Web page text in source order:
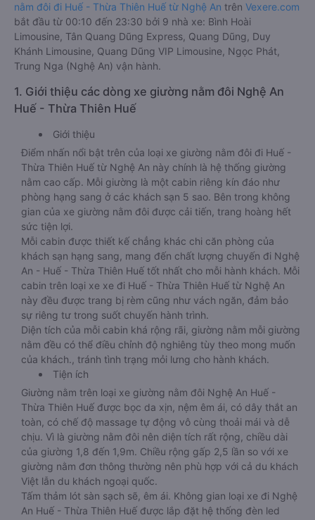
nằm đôi đi Huế - Thừa Thiên Huế từ Nghệ An trên Vexere.com
bắt đầu từ 00:10 đến 23:30 bởi 9 nhà xe: Bình Hoài
Limousine, Tân Quang Dũng Express, Quang Dũng, Duy
Khánh Limousine, Quang Dũng VIP Limousine, Ngọc Phát,
Trung Nga (Nghệ An) vận hành.
1. Giới thiệu các dòng xe giường nằm đôi Nghệ An
Huế - Thừa Thiên Huế
Giới thiệu
Điểm nhấn nổi bật trên của loại xe giường nằm đôi đi Huế -
Thừa Thiên Huế từ Nghệ An này chính là hệ thống giường
nằm cao cấp. Mỗi giường là một cabin riêng kín đáo như
phòng hạng sang ở các khách sạn 5 sao. Bên trong không
gian của xe giường nằm đôi được cải tiến, trang hoàng hết
sức tiện lợi.
Mỗi cabin được thiết kế chẳng khác chi căn phòng của
khách sạn hạng sang, mang đến chất lượng chuyến đi Nghệ
An - Huế - Thừa Thiên Huế tốt nhất cho mỗi hành khách. Mỗi
cabin trên loại xe xe đi Huế - Thừa Thiên Huế từ Nghệ An
này đều được trang bị rèm cũng như vách ngăn, đảm bảo
sự riêng tư trong suốt chuyến hành trình.
Diện tích của mỗi cabin khá rộng rãi, giường nằm mỗi giường
nằm đều có thể điều chỉnh độ nghiêng tùy theo mong muốn
của khách., tránh tình trạng mỏi lưng cho hành khách.
Tiện ích
Giường nằm trên loại xe giường nằm đôi Nghệ An Huế -
Thừa Thiên Huế được bọc da xịn, nệm êm ái, có dây thắt an
toàn, có chế độ massage tự động vô cùng thoải mái và dễ
chịu. Vì là giường nằm đôi nên diện tích rất rộng, chiều dài
của giường 1,8 đến 1,9m. Chiều rộng gấp 2,5 lần so với xe
giường nằm đơn thông thường nên phù hợp với cả du khách
Việt lẫn du khách ngoại quốc.
Tấm thảm lót sàn sạch sẽ, êm ái. Không gian loại xe đi Nghệ
An Huế - Thừa Thiên Huế được lắp đặt hệ thống đèn led